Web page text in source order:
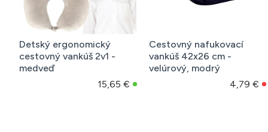
Detský ergonomický
cestovný vankúš 2v1 -
medveď
15,65 €
Cestovný nafukovací
vankúš 42x26 cm -
velúrový, modrý
4,79 €